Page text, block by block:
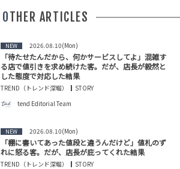
OTHER ARTICLES
NEW 2026.08.10(Mon)
「待たせたんだから、何かサービスしてよ」混雑す
る店で値引きを求め続けた客。だが、店長が毅然と
した態度で対応した結果
TREND（トレンド深堀）
STORY
tend Editorial Team
NEW 2026.08.10(Mon)
「棚に書いてあった値段と違うんだけど」値札のず
れに怒る客。だが、店長が庇ってくれた結果
TREND（トレンド深堀）
STORY